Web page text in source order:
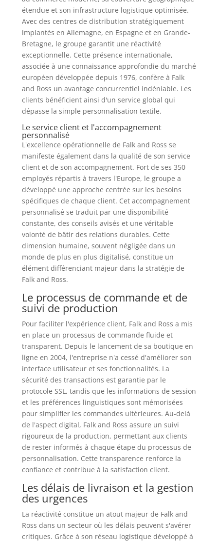
étendue et son infrastructure logistique optimisée.
Avec des centres de distribution stratégiquement
implantés en Allemagne, en Espagne et en Grande-
Bretagne, le groupe garantit une réactivité
exceptionnelle. Cette présence internationale,
associée à une connaissance approfondie du marché
européen développée depuis 1976, confère à Falk
and Ross un avantage concurrentiel indéniable. Les
clients bénéficient ainsi d'un service global qui
dépasse la simple personnalisation textile.
Le service client et l'accompagnement
personnalisé
L'excellence opérationnelle de Falk and Ross se
manifeste également dans la qualité de son service
client et de son accompagnement. Fort de ses 350
employés répartis à travers l'Europe, le groupe a
développé une approche centrée sur les besoins
spécifiques de chaque client. Cet accompagnement
personnalisé se traduit par une disponibilité
constante, des conseils avisés et une véritable
volonté de bâtir des relations durables. Cette
dimension humaine, souvent négligée dans un
monde de plus en plus digitalisé, constitue un
élément différenciant majeur dans la stratégie de
Falk and Ross.
Le processus de commande et de
suivi de production
Pour faciliter l'expérience client, Falk and Ross a mis
en place un processus de commande fluide et
transparent. Depuis le lancement de sa boutique en
ligne en 2004, l'entreprise n'a cessé d'améliorer son
interface utilisateur et ses fonctionnalités. La
sécurité des transactions est garantie par le
protocole SSL, tandis que les informations de session
et les préférences linguistiques sont mémorisées
pour simplifier les commandes ultérieures. Au-delà
de l'aspect digital, Falk and Ross assure un suivi
rigoureux de la production, permettant aux clients
de rester informés à chaque étape du processus de
personnalisation. Cette transparence renforce la
confiance et contribue à la satisfaction client.
Les délais de livraison et la gestion
des urgences
La réactivité constitue un atout majeur de Falk and
Ross dans un secteur où les délais peuvent s'avérer
critiques. Grâce à son réseau logistique développé à